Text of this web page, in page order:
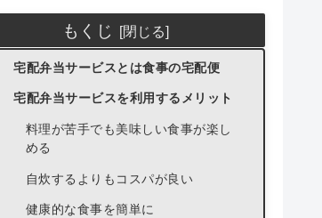
もくじ
宅配弁当サービスとは食事の宅配便
宅配弁当サービスを利用するメリット
料理が苦手でも美味しい食事が楽し
める
自炊するよりもコスパが良い
健康的な食事を簡単に